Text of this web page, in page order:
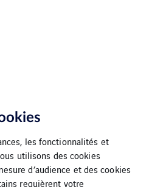
les fonctionnalités et
utilisons des cookies
d’audience et des cookies
requièrent votre